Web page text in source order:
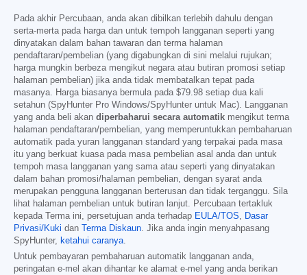
Pada akhir Percubaan, anda akan dibilkan terlebih dahulu dengan
serta-merta pada harga dan untuk tempoh langganan seperti yang
dinyatakan dalam bahan tawaran dan terma halaman
pendaftaran/pembelian (yang digabungkan di sini melalui rujukan;
harga mungkin berbeza mengikut negara atau butiran promosi setiap
halaman pembelian) jika anda tidak membatalkan tepat pada
masanya. Harga biasanya bermula pada $79.98 setiap dua kali
setahun (SpyHunter Pro Windows/SpyHunter untuk Mac). Langganan
yang anda beli akan diperbaharui secara automatik mengikut terma
halaman pendaftaran/pembelian, yang memperuntukkan pembaharuan
automatik pada yuran langganan standard yang terpakai pada masa
itu yang berkuat kuasa pada masa pembelian asal anda dan untuk
tempoh masa langganan yang sama atau seperti yang dinyatakan
dalam bahan promosi/halaman pembelian, dengan syarat anda
merupakan pengguna langganan berterusan dan tidak terganggu. Sila
lihat halaman pembelian untuk butiran lanjut. Percubaan tertakluk
kepada Terma ini, persetujuan anda terhadap EULA/TOS, Dasar
Privasi/Kuki dan Terma Diskaun. Jika anda ingin menyahpasang
SpyHunter, ketahui caranya.
Untuk pembayaran pembaharuan automatik langganan anda,
peringatan e-mel akan dihantar ke alamat e-mel yang anda berikan